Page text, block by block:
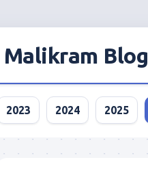
Blog
2023 2024 2025